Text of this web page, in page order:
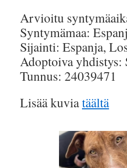
Arvioitu
Syntymämaa:
Sijainti: Espanja,
Adoptoiva yhdistys:
Tunnus: 24039471
Lisää kuviatäältä